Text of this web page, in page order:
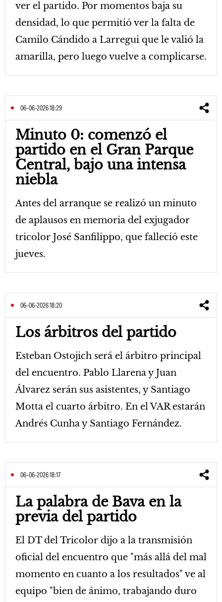
ver el partido. Por momentos baja su
densidad, lo que permitió ver la falta de
Camilo Cándido a Larregui que le valió la
amarilla, pero luego vuelve a complicarse.
06-06-2026 18:29
Minuto 0: comenzó el
partido en el Gran Parque
Central, bajo una intensa
niebla
Antes del arranque se realizó un minuto
de aplausos en memoria del exjugador
tricolor José Sanfilippo, que falleció este
jueves.
06-06-2026 18:20
Los árbitros del partido
Esteban Ostojich será el árbitro principal
del encuentro. Pablo Llarena y Juan
Álvarez serán sus asistentes, y Santiago
Motta el cuarto árbitro. En el VAR estarán
Andrés Cunha y Santiago Fernández.
06-06-2026 18:17
La palabra de Bava en la
previa del partido
El DT del Tricolor dijo a la transmisión
oficial del encuentro que "más allá del mal
momento en cuanto a los resultados" ve al
equipo "bien de ánimo, trabajando duro